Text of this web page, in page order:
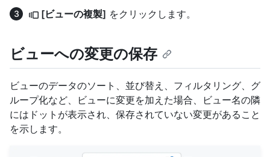
[ビューの複製] をクリックします。
ビューへの変更の保存
ビューのデータのソート、並び替え、フィルタリング、グ
ループ化など、ビューに変更を加えた場合、ビュー名の隣
にはドットが表示され、保存されていない変更があること
を示します。